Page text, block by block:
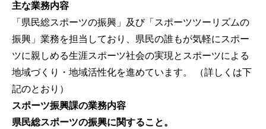
主な業務内容
「県民総スポーツの振興」及び「スポーツツーリズムの
振興」業務を担当しており、県民の誰もが気軽にスポー
ツに親しめる生涯スポーツ社会の実現とスポーツによる
地域づくり・地域活性化を進めています。 （詳しくは下
記のとおり）
スポーツ振興課の業務内容
県民総スポーツの振興に関すること。